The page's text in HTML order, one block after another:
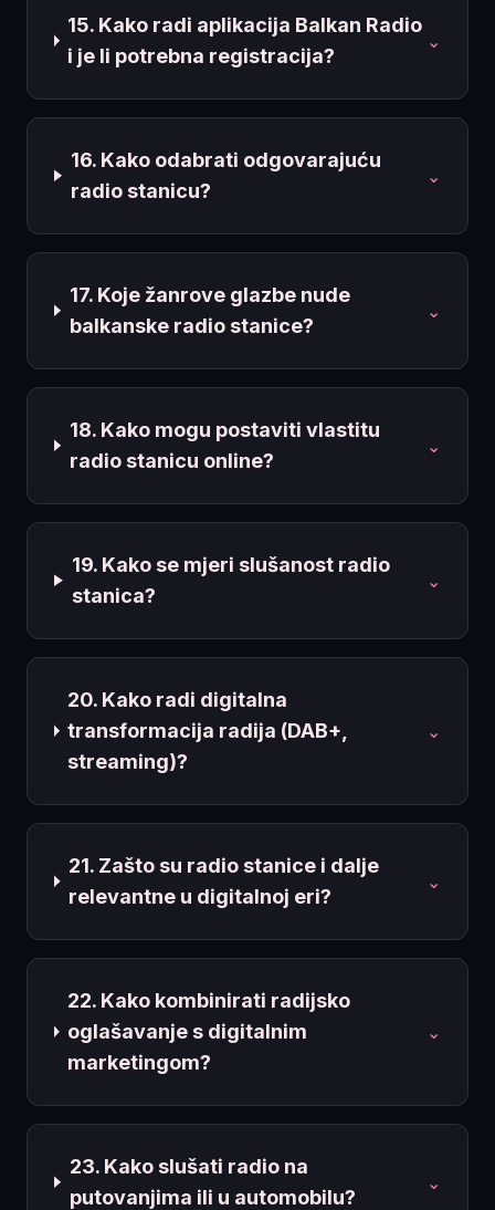
15. Kako radi aplikacija Balkan Radio
i je li potrebna registracija?
⌄
16. Kako odabrati odgovarajuću
radio stanicu?
⌄
17. Koje žanrove glazbe nude
balkanske radio stanice?
⌄
18. Kako mogu postaviti vlastitu
radio stanicu online?
⌄
19. Kako se mjeri slušanost radio
stanica?
⌄
20. Kako radi digitalna
transformacija radija (DAB+,
streaming)?
⌄
21. Zašto su radio stanice i dalje
relevantne u digitalnoj eri?
⌄
22. Kako kombinirati radijsko
oglašavanje s digitalnim
marketingom?
⌄
23. Kako slušati radio na
putovanjima ili u automobilu?
⌄